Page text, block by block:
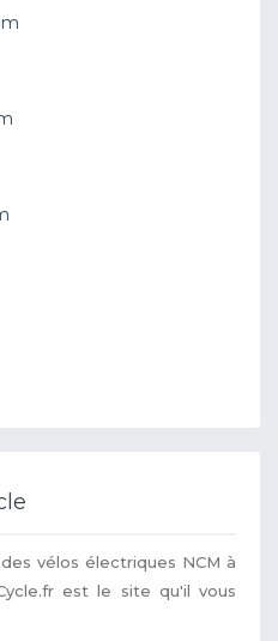
vélos électriques NCM à
est le site qu'il vous